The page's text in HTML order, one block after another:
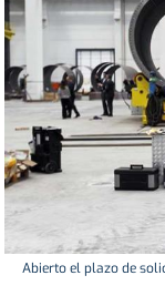
Abierto el plazo de